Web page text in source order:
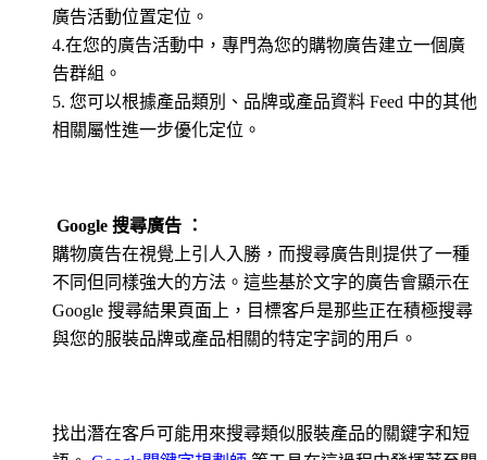
廣告活動位置定位。
4.在您的廣告活動中，專門為您的購物廣告建立一個廣
告群組。
5. 您可以根據產品類別、品牌或產品資料 Feed 中的其他
相關屬性進一步優化定位。
Google 搜尋廣告 ：
購物廣告在視覺上引人入勝，而搜尋廣告則提供了一種
不同但同樣強大的方法。這些基於文字的廣告會顯示在
Google 搜尋結果頁面上，目標客戶是那些正在積極搜尋
與您的服裝品牌或產品相關的特定字詞的用戶。
找出潛在客戶可能用來搜尋類似服裝產品的關鍵字和短